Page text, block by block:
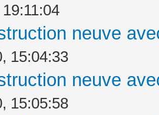
neuve
15:04:33
neuve
15:05:58